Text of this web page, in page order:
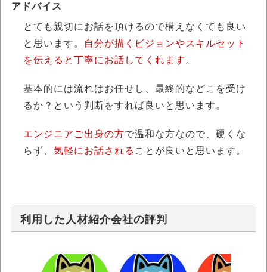
アドバイス
とても親切にお話を頂けるので構えなくても良い
と思います。
自分が描くビジョンやスキルセット
を伝えると丁寧にお話してくれます 。
基本的には流れはお任せし、最終的などこを受け
るか？という判断をすれば良いと思います。
エンジニアご出身の方で温和な方なので、硬くな
らず、 気軽にお話される ことが良いと思います。
利用した人材紹介会社の評判